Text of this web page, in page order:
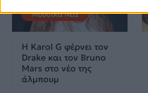
Μουσικά Νέα
Η Karol G φέρνει τον
Drake και τον Bruno
Mars στο νέο της
άλμπουμ